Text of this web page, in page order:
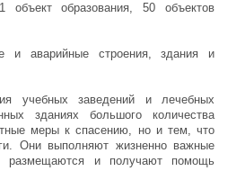
объект образования, 50 объектов
и аварийные строения, здания и
учебных заведений и лечебных
зданиях большого количества
меры к спасению, но и тем, что
Они выполняют жизненно важные
и получают помощь